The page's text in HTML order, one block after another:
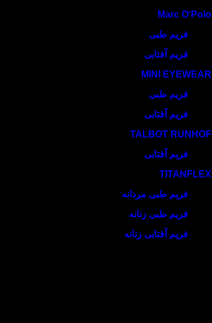
Marc O‘Polo
فریم طبی
فریم آفتابی
MINI EYEWEAR
فریم طبی
فریم آفتابی
TALBOT RUNHOF
فریم آفتابی
TITANFLEX
فریم طبی مردانه
فریم طبی زنانه
فریم آفتابی زنانه